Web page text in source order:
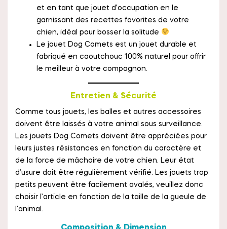
et en tant que jouet d’occupation en le
garnissant des recettes favorites de votre
chien, idéal pour bosser la solitude
Le jouet Dog Comets est un jouet durable et
fabriqué en caoutchouc 100% naturel pour offrir
le meilleur à votre compagnon.
Entretien & Sécurité
Comme tous jouets, les balles et autres accessoires
doivent être laissés à votre animal sous surveillance.
Les jouets Dog Comets doivent être appréciées pour
leurs justes résistances en fonction du caractère et
de la force de mâchoire de votre chien. Leur état
d’usure doit être régulièrement vérifié. Les jouets trop
petits peuvent être facilement avalés, veuillez donc
choisir l’article en fonction de la taille de la gueule de
l’animal.